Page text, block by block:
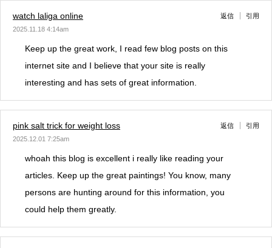
watch laliga online
2025.11.18 4:14am
返信 引用
Keep up the great work, I read few blog posts on this
internet site and I believe that your site is really
interesting and has sets of great information.
pink salt trick for weight loss
2025.12.01 7:25am
返信 引用
whoah this blog is excellent i really like reading your
articles. Keep up the great paintings! You know, many
persons are hunting around for this information, you
could help them greatly.